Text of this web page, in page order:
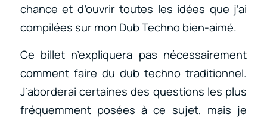
chance et d’ouvrir toutes les idées que j’ai
compilées sur mon Dub Techno bien-aimé.
Ce billet n’expliquera pas nécessairement
comment faire du dub techno traditionnel.
J’aborderai certaines des questions les plus
fréquemment posées à ce sujet, mais je